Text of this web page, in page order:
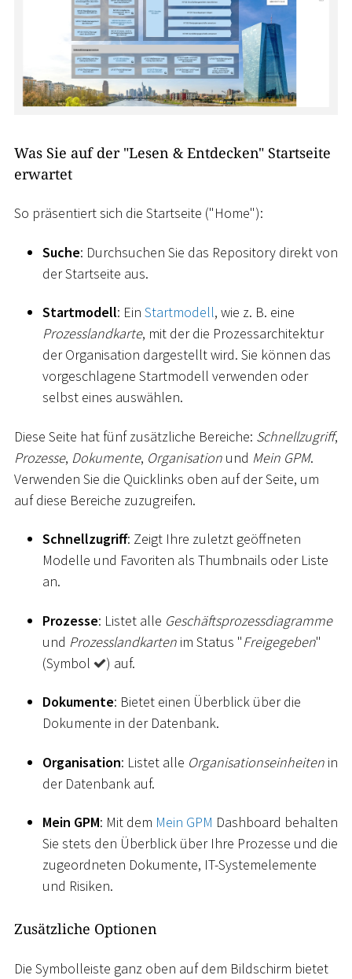
Was Sie auf der "Lesen & Entdecken" Startseite
erwartet
So präsentiert sich die Startseite ("Home"):
Suche: Durchsuchen Sie das Repository direkt von
der Startseite aus.
Startmodell: Ein Startmodell, wie z. B. eine
Prozesslandkarte, mit der die Prozessarchitektur
der Organisation dargestellt wird. Sie können das
vorgeschlagene Startmodell verwenden oder
selbst eines auswählen.
Diese Seite hat fünf zusätzliche Bereiche: Schnellzugriff,
Prozesse, Dokumente, Organisation und Mein GPM.
Verwenden Sie die Quicklinks oben auf der Seite, um
auf diese Bereiche zuzugreifen.
Schnellzugriff: Zeigt Ihre zuletzt geöffneten
Modelle und Favoriten als Thumbnails oder Liste
an.
Prozesse: Listet alle Geschäftsprozessdiagramme
und Prozesslandkarten im Status "Freigegeben"
(Symbol
) auf.
Dokumente: Bietet einen Überblick über die
Dokumente in der Datenbank.
Organisation: Listet alle Organisationseinheiten in
der Datenbank auf.
Mein GPM: Mit dem Mein GPM Dashboard behalten
Sie stets den Überblick über Ihre Prozesse und die
zugeordneten Dokumente, IT-Systemelemente
und Risiken.
Zusätzliche Optionen
Die Symbolleiste ganz oben auf dem Bildschirm bietet